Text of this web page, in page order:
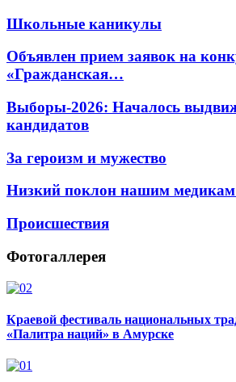
Школьные каникулы
Объявлен прием заявок на
«Гражданская…
Выборы-2026: Началось
кандидатов
За героизм и мужество
Низкий поклон нашим
Происшествия
Фотогаллерея
Краевой фестиваль национальных
«Палитра наций» в Амурске